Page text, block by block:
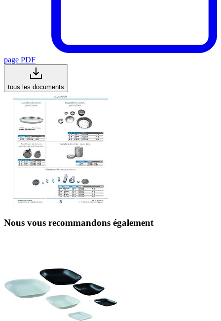
page PDF
tous les documents
Nous vous recommandons également